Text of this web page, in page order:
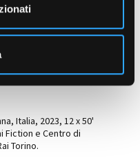
fantastiche su eventi
accaduti a Torino nel
Italia, 2023, 12 x 50'
Fiction e Centro di
Torino.